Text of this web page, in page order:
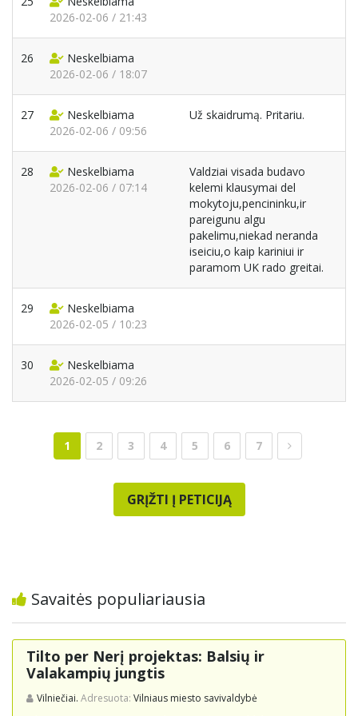
2026-02-06 / 21:43
26
Neskelbiama
2026-02-06 / 18:07
27
Neskelbiama
2026-02-06 / 09:56
Už skaidrumą. Pritariu.
28
Neskelbiama
2026-02-06 / 07:14
Valdziai visada budavo
kelemi klausymai del
mokytoju,pencininku,ir
pareigunu algu
pakelimu,niekad neranda
iseiciu,o kaip kariniui ir
paramom UK rado greitai.
29
Neskelbiama
2026-02-05 / 10:23
30
Neskelbiama
2026-02-05 / 09:26
1 2 3 4 5 6 7
GRĮŽTI Į PETICIJĄ
Savaitės populiariausia
Tilto per Nerį projektas: Balsių ir
Valakampių jungtis
Vilniečiai. Adresuota: Vilniaus miesto savivaldybė